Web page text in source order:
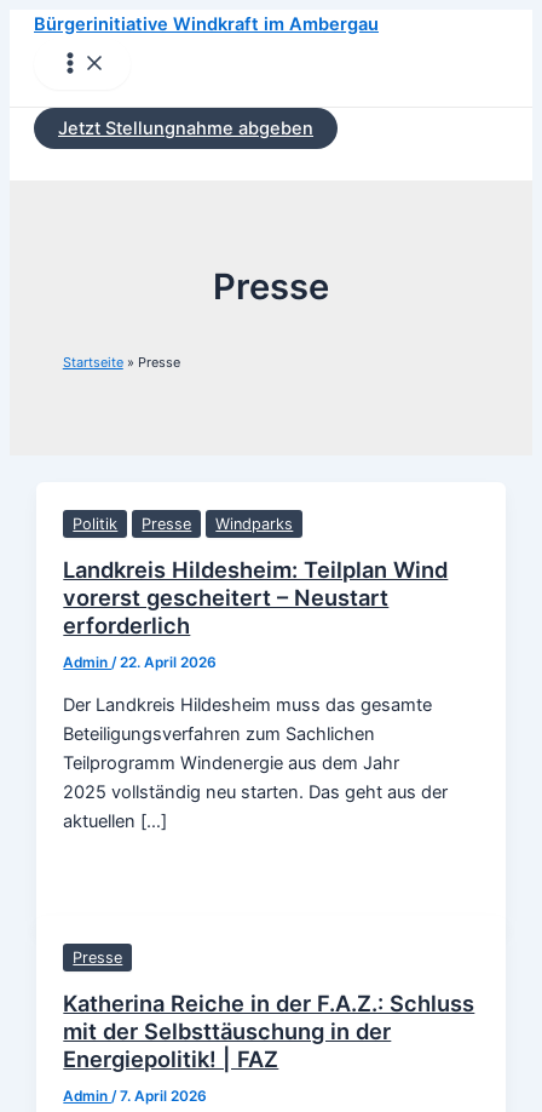
Zum
springen
Bürgerinitiative Windkraft im Ambergau
Main
Menu
Jetzt Stellungnahme abgeben
Presse
Startseite Presse
Politik Presse Windparks
Landkreis Hildesheim: Teilplan Wind
vorerst gescheitert – Neustart
erforderlich
Admin /22. April 2026
Der Landkreis Hildesheim muss das gesamte
Beteiligungsverfahren zum Sachlichen
Teilprogramm Windenergie aus dem Jahr
2025 vollständig neu starten. Das geht aus der
aktuellen […]
Presse
Katherina Reiche in der F.A.Z.: Schluss
mit der Selbsttäuschung in der
Energiepolitik! | FAZ
Admin /7. April 2026